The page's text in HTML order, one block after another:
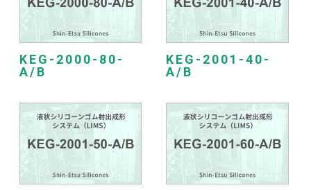
KEG-2000-80-
A/B
KEG-2001-40-
A/B